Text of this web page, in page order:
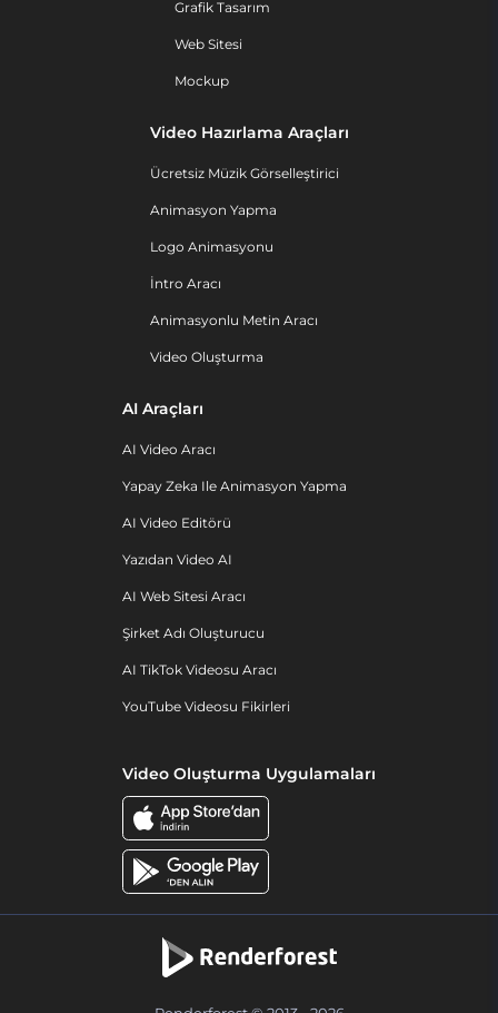
Grafik Tasarım
Web Sitesi
Mockup
Video Hazırlama Araçları
Ücretsiz Müzik Görselleştirici
Animasyon Yapma
Logo Animasyonu
İntro Aracı
Animasyonlu Metin Aracı
Video Oluşturma
AI Araçları
AI Video Aracı
Yapay Zeka Ile Animasyon Yapma
AI Video Editörü
Yazıdan Video AI
AI Web Sitesi Aracı
Şirket Adı Oluşturucu
AI TikTok Videosu Aracı
YouTube Videosu Fikirleri
Video Oluşturma Uygulamaları